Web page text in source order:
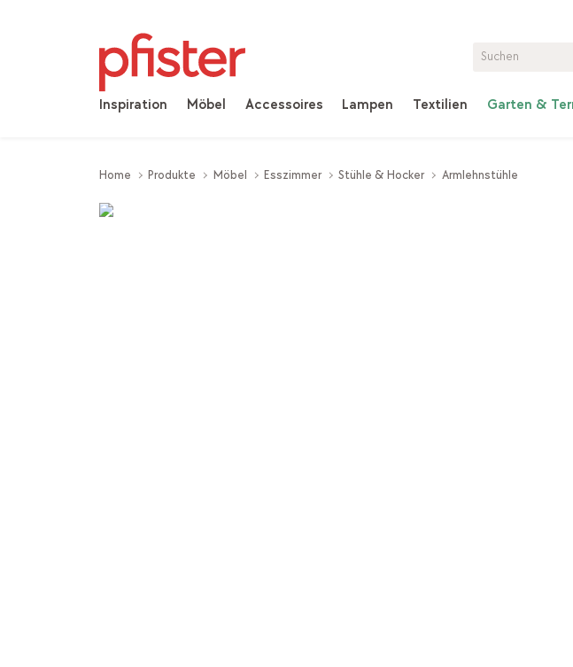
Inspiration Möbel Accessoires Lampen Textilien Garten &
Home Produkte Möbel Esszimmer Stühle & Hocker Armlehnstühle